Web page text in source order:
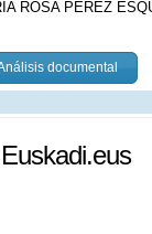
ROSA PÉREZ
documental